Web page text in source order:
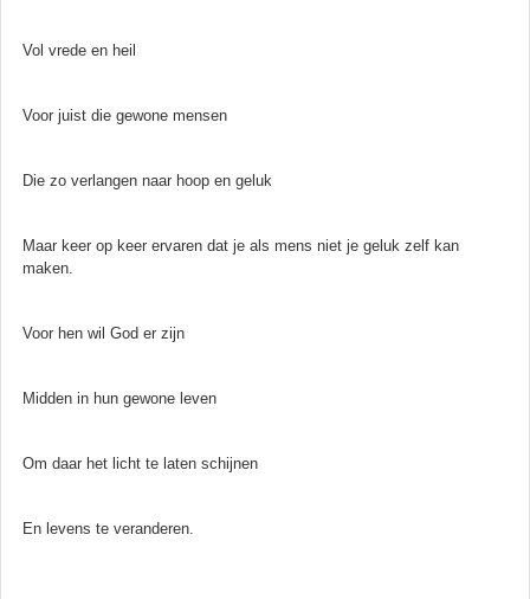
Vol vrede en heil
Voor juist die gewone mensen
Die zo verlangen naar hoop en geluk
Maar keer op keer ervaren dat je als mens niet je geluk zelf kan
maken.
Voor hen wil God er zijn
Midden in hun gewone leven
Om daar het licht te laten schijnen
En levens te veranderen.